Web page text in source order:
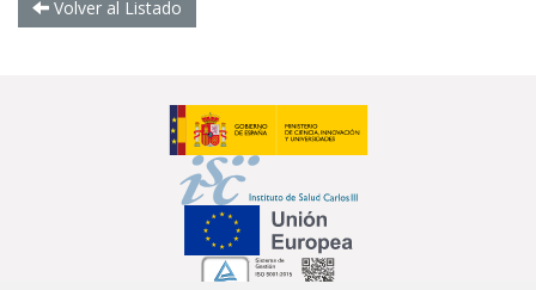
Volver al Listado